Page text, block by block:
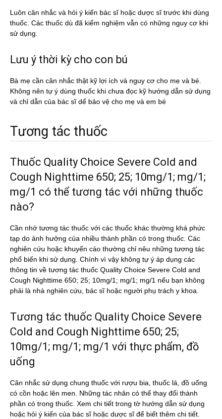
Luôn cân nhắc và hỏi ý kiến bác sĩ hoặc dược sĩ trước khi dùng
thuốc. Các thuốc dù đã kiểm nghiệm vẫn có những nguy cơ khi
sử dụng.
Lưu ý thời kỳ cho con bú
Bà mẹ cần cân nhắc thật kỹ lợi ích và nguy cơ cho mẹ và bé.
Không nên tự ý dùng thuốc khi chưa đọc kỹ hướng dẫn sử dụng
và chỉ dẫn của bác sĩ dể bảo vệ cho mẹ và em bé
Tương tác thuốc
Thuốc Quality Choice Severe Cold and
Cough Nighttime 650; 25; 10mg/1; mg/1;
mg/1 có thể tương tác với những thuốc
nào?
Cần nhớ tương tác thuốc với các thuốc khác thường khá phức
tạp do ảnh hưởng của nhiều thành phần có trong thuốc. Các
nghiên cứu hoặc khuyến cáo thường chỉ nêu những tương tác
phổ biến khi sử dụng. Chính vì vậy không tự ý áp dụng các
thông tin về tương tác thuốc Quality Choice Severe Cold and
Cough Nighttime 650; 25; 10mg/1; mg/1; mg/1 nếu bạn không
phải là nhà nghiên cứu, bác sĩ hoặc người phụ trách y khoa.
Tương tác thuốc Quality Choice Severe
Cold and Cough Nighttime 650; 25;
10mg/1; mg/1; mg/1 với thực phẩm, đồ
uống
Cân nhắc sử dụng chung thuốc với rượu bia, thuốc lá, đồ uống
có cồn hoặc lên men. Những tác nhân có thể thay đổi thành
phần có trong thuốc. Xem chi tiết trong tờ hướng dẫn sử dụng
hoặc hỏi ý kiến của bác sĩ hoặc dược sĩ để biết thêm chi tiết.